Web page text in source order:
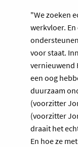
"We zoeken
werkvloer.
voor staat.
vernieuwend
een oog
duurzaam
(voorzitter
(voorzitter
draait het
En hoe ze